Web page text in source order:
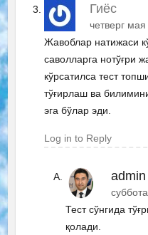
Гиёс
четверг
Жавоблар натижаси
саволларга нотўғри
кўрсатилса тест
тўғирлаш ва
эга бўлар эди.
Log in to Reply
admin
Тест сўнгида
қолади.